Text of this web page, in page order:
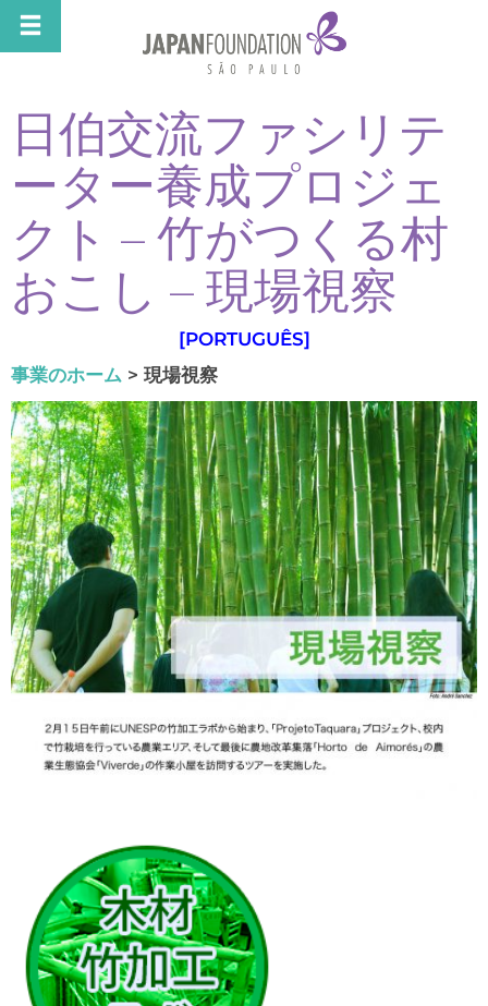
日伯交流ファシリテ
ーター養成プロジェ
クト – 竹がつくる村
おこし – 現場視察
[PORTUGUÊS]
事業のホーム > 現場視察